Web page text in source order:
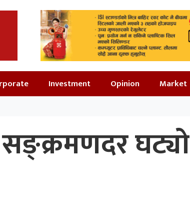
Investment Opinion Market
सङ्क्रमणदर घट्यो